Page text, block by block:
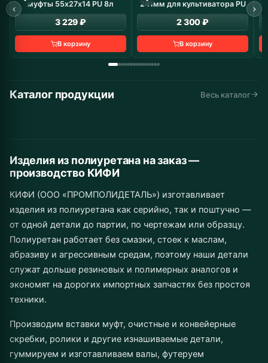
муфты 55х27х14 PU 8л
3 229 ₽
В корзину
241мм для культиватора PU
2 300 ₽
В корзину
Каталог продукции Весь каталог
Автомобильные
запчасти
Дорожная
техника
Горнодобывающая
Конвейеры и
Промышленное
Изделия из полиуретана на заказ —
производство КИФИ
КИФИ (ООО «ПРОМПОЛИДЕТАЛЬ») изготавливает
изделия из полиуретана как серийно, так и поштучно —
от одной детали до партии, по чертежам или образцу.
Полиуретан работает без смазки, стоек к маслам,
абразиву и агрессивным средам, поэтому наши детали
служат дольше резиновых и полимерных аналогов и
экономят на дорогих импортных запчастях без простоя
техники.
Производим вставки муфт, очистные и конвейерные
скребки, ролики и другие изнашиваемые детали,
гуммируем и изготавливаем валы, футеруем